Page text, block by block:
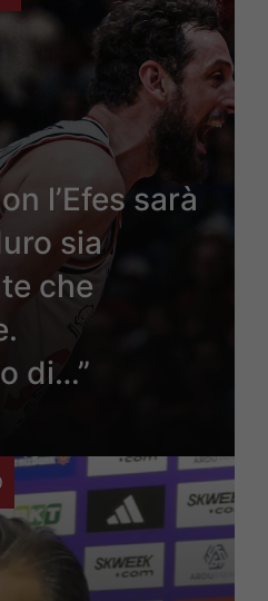
l’Efes sarà
sia
che
di…”